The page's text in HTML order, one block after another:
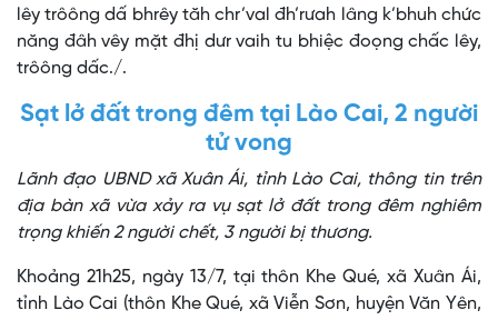
lêy trôông dấ bhrêy tăh chr’val đh’rưah lâng k’bhuh chức
năng đâh vêy mặt đhị dưr vaih tu bhiệc đoọng chấc lêy,
trôông dấc./.
Sạt lở đất trong đêm tại Lào Cai, 2 người
tử vong
Lãnh đạo UBND xã Xuân Ái, tỉnh Lào Cai, thông tin trên
địa bàn xã vừa xảy ra vụ sạt lở đất trong đêm nghiêm
trọng khiến 2 người chết, 3 người bị thương.
Khoảng 21h25, ngày 13/7, tại thôn Khe Qué, xã Xuân Ái,
tỉnh Lào Cai (thôn Khe Qué, xã Viễn Sơn, huyện Văn Yên,